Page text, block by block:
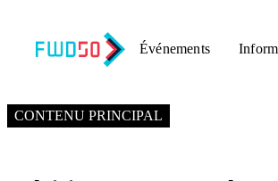
Événements
CONTENU PRINCIPAL